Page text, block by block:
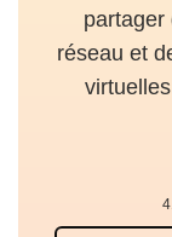
partager
réseau et